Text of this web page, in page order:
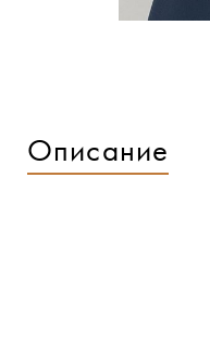
Описание